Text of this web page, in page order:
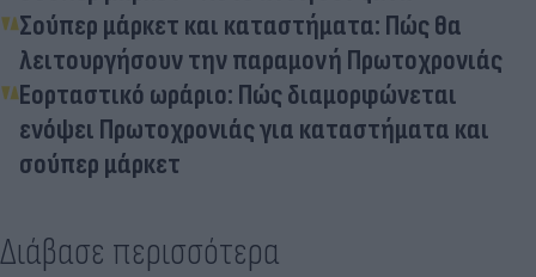
Σούπερ μάρκετ και καταστήματα: Πώς θα
λειτουργήσουν την παραμονή Πρωτοχρονιάς
Εορταστικό ωράριο: Πώς διαμορφώνεται
ενόψει Πρωτοχρονιάς για καταστήματα και
σούπερ μάρκετ
Διάβασε περισσότερα